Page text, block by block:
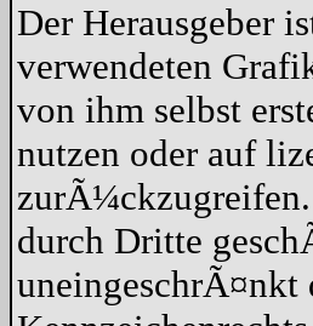
Der Herausgeber
verwendeten
von ihm selbst
nutzen oder auf
zurÃ¼ckzugreifen.
durch Dritte